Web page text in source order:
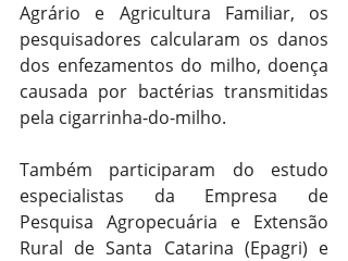
Agrário e Agricultura Familiar, os
pesquisadores calcularam os danos
dos enfezamentos do milho, doença
causada por bactérias transmitidas
pela cigarrinha-do-milho.
Também participaram do estudo
especialistas da Empresa de
Pesquisa Agropecuária e Extensão
Rural de Santa Catarina (Epagri) e